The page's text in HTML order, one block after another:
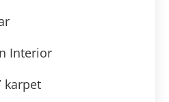
Interior
karpet